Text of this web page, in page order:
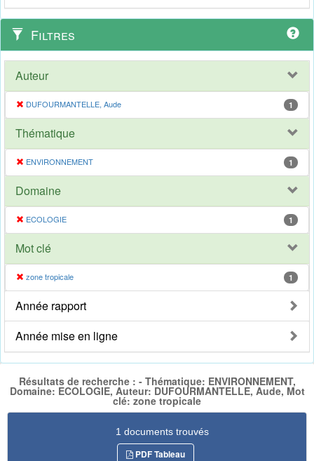
Filtres
Auteur
DUFOURMANTELLE, Aude 1
Thématique
ENVIRONNEMENT 1
Domaine
ECOLOGIE 1
Mot clé
zone tropicale 1
Année rapport
Année mise en ligne
Résultats de recherche : - Thématique: ENVIRONNEMENT,
Domaine: ECOLOGIE, Auteur: DUFOURMANTELLE, Aude, Mot
clé: zone tropicale
1 documents trouvés
PDF Tableau